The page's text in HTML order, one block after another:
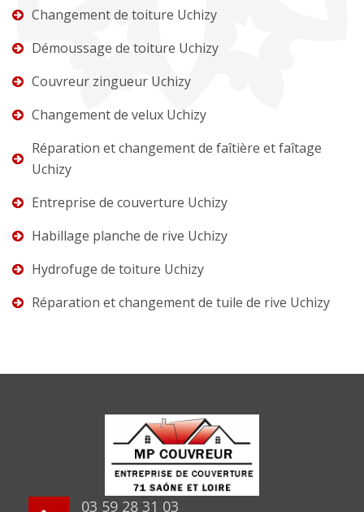
Changement de toiture Uchizy
Démoussage de toiture Uchizy
Couvreur zingueur Uchizy
Changement de velux Uchizy
Réparation et changement de faîtière et faîtage
Uchizy
Entreprise de couverture Uchizy
Habillage planche de rive Uchizy
Hydrofuge de toiture Uchizy
Réparation et changement de tuile de rive Uchizy
03 59 28 31 03